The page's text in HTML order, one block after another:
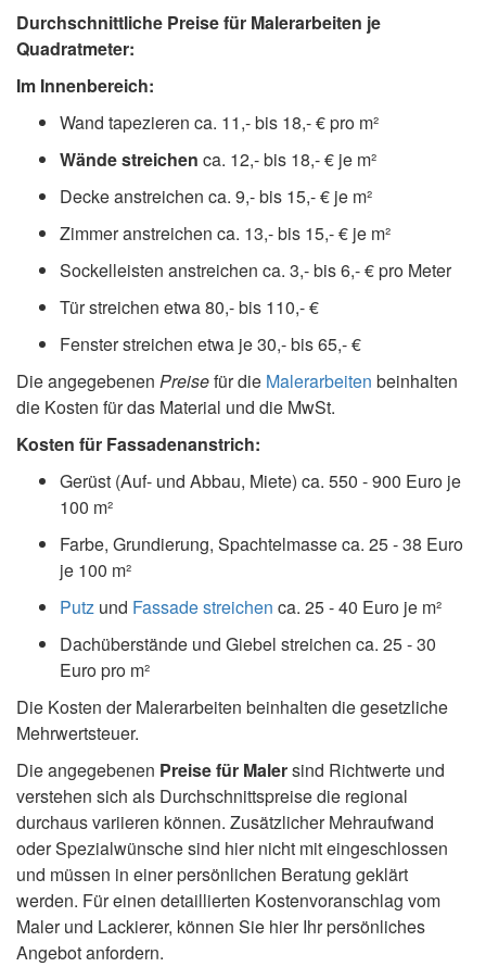
Durchschnittliche Preise für Malerarbeiten je
Quadratmeter:
Im Innenbereich:
Wand tapezieren ca. 11,- bis 18,- € pro m²
Wände streichen ca. 12,- bis 18,- € je m²
Decke anstreichen ca. 9,- bis 15,- € je m²
Zimmer anstreichen ca. 13,- bis 15,- € je m²
Sockelleisten anstreichen ca. 3,- bis 6,- € pro Meter
Tür streichen etwa 80,- bis 110,- €
Fenster streichen etwa je 30,- bis 65,- €
Die angegebenen Preisefür die Malerarbeiten beinhalten
die Kosten für das Material und die MwSt.
Kosten für Fassadenanstrich:
Gerüst (Auf- und Abbau, Miete) ca. 550 - 900 Euro je
100 m²
Farbe, Grundierung, Spachtelmasse ca. 25 - 38 Euro
je 100 m²
Putz und Fassade streichen ca. 25 - 40 Euro je m²
Dachüberstände und Giebel streichen ca. 25 - 30
Euro pro m²
Die Kosten der Malerarbeiten beinhalten die gesetzliche
Mehrwertsteuer.
Die angegebenen Preise für Malersind Richtwerte und
verstehen sich als Durchschnittspreise die regional
durchaus variieren können. Zusätzlicher Mehraufwand
oder Spezialwünsche sind hier nicht mit eingeschlossen
und müssen in einer persönlichen Beratung geklärt
werden. Für einen detaillierten Kostenvoranschlag vom
Maler und Lackierer, können Sie hier Ihr persönliches
Angebot anfordern.